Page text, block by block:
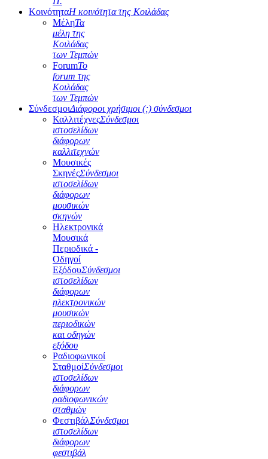
ΚοινότηταΗ κοινότητα της Κοιλάδας
ΜέληΤα
μέλη της
Κοιλάδας
των Τεμπών
ForumΤο
forum της
Κοιλάδας
των Τεμπών
ΣύνδεσμοιΔιάφοροι χρήσιμοι (;) σύνδεσμοι
ΚαλλιτέχνεςΣύνδεσμοι
ιστοσελίδων
διάφορων
καλλιτεχνών
Μουσικές
ΣκηνέςΣύνδεσμοι
ιστοσελίδων
διάφορων
μουσικών
σκηνών
Ηλεκτρονικά
Μουσικά
Περιοδικά -
Οδηγοί
ΕξόδουΣύνδεσμοι
ιστοσελίδων
διάφορων
ηλεκτρονικών
μουσικών
περιοδικών
και οδηγών
εξόδου
Ραδιοφωνικοί
ΣταθμοίΣύνδεσμοι
ιστοσελίδων
διάφορων
ραδιοφωνικών
σταθμών
ΦεστιβάλΣύνδεσμοι
ιστοσελίδων
διάφορων
φεστιβάλ